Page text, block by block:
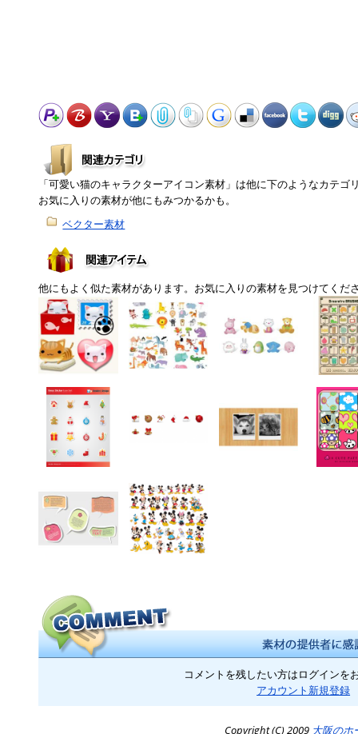
「可愛い猫のキャラクターアイコン素材」は他に下のようなカテ
お気に入りの素材が他にもみつかるかも。
ベクター素材
他にもよく似た素材があります。お気に入りの素材を見つけてくだ
コメントを残したい方はログインを
アカウント新規登録
Copyright (C) 2009 大阪のホ